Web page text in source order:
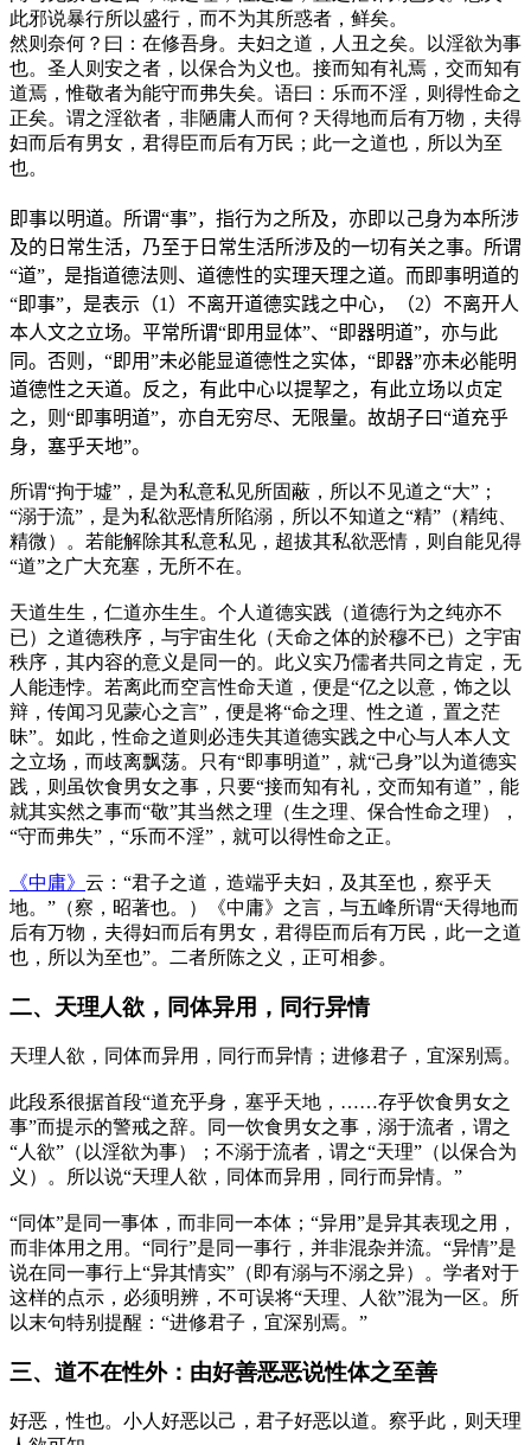
此邪说暴行所以盛行，而不为其所惑者，鲜矣。
然则奈何？曰：在修吾身。夫妇之道，人丑之矣。以淫欲为事
也。圣人则安之者，以保合为义也。接而知有礼焉，交而知有
道焉，惟敬者为能守而弗失矣。语曰：乐而不淫，则得性命之
正矣。谓之淫欲者，非陋庸人而何？天得地而后有万物，夫得
妇而后有男女，君得臣而后有万民；此一之道也，所以为至
也。
即事以明道。所谓“事”，指行为之所及，亦即以己身为本所涉
及的日常生活，乃至于日常生活所涉及的一切有关之事。所谓
“道”，是指道德法则、道德性的实理天理之道。而即事明道的
“即事”，是表示（1）不离开道德实践之中心，（2）不离开人
本人文之立场。平常所谓“即用显体”、“即器明道”，亦与此
同。否则，“即用”未必能显道德性之实体，“即器”亦未必能明
道德性之天道。反之，有此中心以提挈之，有此立场以贞定
之，则“即事明道”，亦自无穷尽、无限量。故胡子曰“道充乎
身，塞乎天地”。
所谓“拘于墟”，是为私意私见所固蔽，所以不见道之“大”；
“溺于流”，是为私欲恶情所陷溺，所以不知道之“精” （精纯、
精微）
。若能解除其私意私见，超拔其私欲恶情，则自能见得
“道”之广大充塞，无所不在。
天道生生，仁道亦生生。个人道德实践 （道德行为之纯亦不
已） 之道德秩序，与宇宙生化 （天命之体的於穆不已） 之宇宙
秩序，其内容的意义是同一的。此义实乃儒者共同之肯定，无
人能违悖。若离此而空言性命天道，便是“亿之以意，饰之以
辩，传闻习见蒙心之言”，便是将“命之理、性之道，置之茫
昧”。如此，性命之道则必违失其道德实践之中心与人本人文
之立场，而歧离飘荡。只有“即事明道”，就“己身”以为道德实
践，则虽饮食男女之事，只要“接而知有礼，交而知有道”，能
就其实然之事而“敬”其当然之理 （生之理、保合性命之理）
，
“守而弗失”，“乐而不淫”，就可以得性命之正。
《中庸》 云：“君子之道，造端乎夫妇，及其至也，察乎天
地。” （察，昭著也。）
《中庸》之言，与五峰所谓“天得地而
后有万物，夫得妇而后有男女，君得臣而后有万民，此一之道
也，所以为至也”。二者所陈之义，正可相参。
二、天理人欲，同体异用，同行异情
天理人欲，同体而异用，同行而异情；进修君子，宜深别焉。
此段系很据首段“道充乎身，塞乎天地，……存乎饮食男女之
事”而提示的警戒之辞。同一饮食男女之事，溺于流者，谓之
“人欲” （以淫欲为事） ；不溺于流者，谓之“天理” （以保合为
义）
。所以说“天理人欲，同体而异用，同行而异情。”
“同体”是同一事体，而非同一本体；“异用”是异其表现之用，
而非体用之用。“同行”是同一事行，并非混杂并流。“异情”是
说在同一事行上“异其情实” （即有溺与不溺之异）
。学者对于
这样的点示，必须明辨，不可误将“天理、人欲”混为一区。所
以末句特别提醒：“进修君子，宜深别焉。”
三、道不在性外：由好善恶恶说性体之至善
好恶，性也。小人好恶以己，君子好恶以道。察乎此，则天理